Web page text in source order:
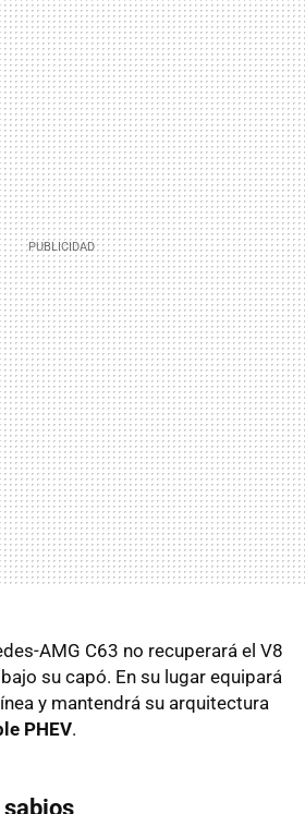
AMG C63 no recuperará el V8
su capó. En su lugar equipará
y mantendrá su arquitectura
PHEV.